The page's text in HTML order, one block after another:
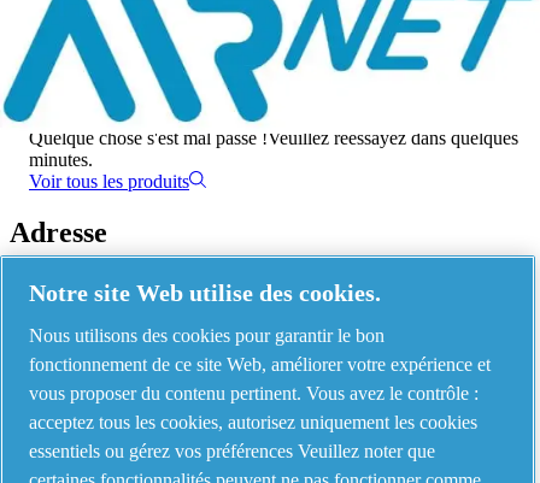
Menu
Une erreur s'est produite
Quelque chose s'est mal passé !Veuillez réessayez dans quelques
minutes.
Voir tous les produits
Adresse
AIRnet - C.Aria.C
Via Selva Maiolo, 5/7 - 36075, Montecchio Maggiore, Vicenza Italy
Contact us
Notre site Web utilise des cookies.
Nous utilisons des cookies pour garantir le bon
fonctionnement de ce site Web, améliorer votre expérience et
vous proposer du contenu pertinent. Vous avez le contrôle :
acceptez tous les cookies, autorisez uniquement les cookies
essentiels ou gérez vos préférences Veuillez noter que